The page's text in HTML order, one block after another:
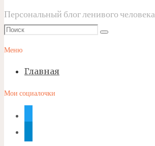
Персональный блог ленивого человека
Что
Поиск
Меню
Главная
Мои социалочки